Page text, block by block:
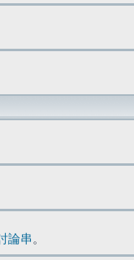
論串 。